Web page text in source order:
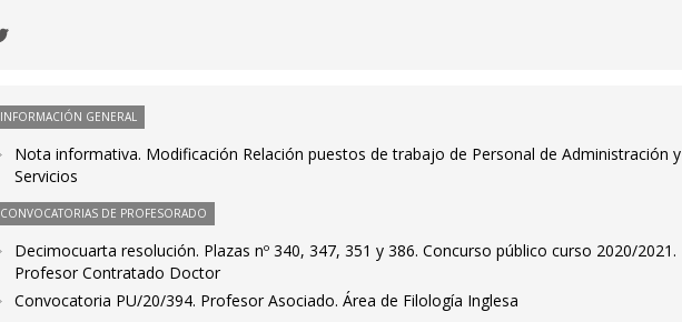
INFORMACIÓN GENERAL
Nota informativa. Modificación Relación puestos de trabajo de Personal de Administración y
Servicios
CONVOCATORIAS DE PROFESORADO
Decimocuarta resolución. Plazas nº 340, 347, 351 y 386. Concurso público curso 2020/2021.
Profesor Contratado Doctor
Convocatoria PU/20/394. Profesor Asociado. Área de Filología Inglesa